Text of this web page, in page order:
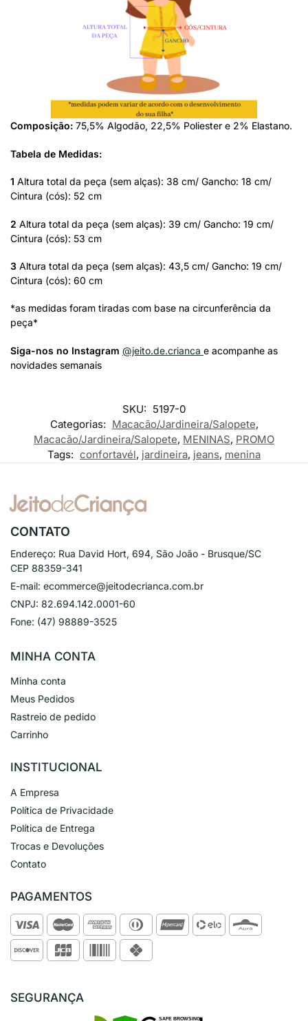
Composição: 75,5% Algodão, 22,5% Poliester e 2% Elastano.
Tabela de Medidas:
1 Altura total da peça (sem alças): 38 cm/ Gancho: 18 cm/
Cintura (cós): 52 cm
2 Altura total da peça (sem alças): 39 cm/ Gancho: 19 cm/
Cintura (cós): 53 cm
3 Altura total da peça (sem alças): 43,5 cm/ Gancho: 19 cm/
Cintura (cós): 60 cm
*as medidas foram tiradas com base na circunferência da
peça*
Siga-nos no Instagram @jeito.de.crianca e acompanhe as
novidades semanais
SKU: 5197-0
Categorias: Macacão/Jardineira/Salopete,
Macacão/Jardineira/Salopete, MENINAS, PROMO
Tags: confortavél, jardineira, jeans, menina
CONTATO
Endereço: Rua David Hort, 694, São João - Brusque/SC
CEP 88359-341
E-mail: ecommerce@jeitodecrianca.com.br
CNPJ: 82.694.142.0001-60
Fone: (47) 98889-3525
MINHA CONTA
Minha conta
Meus Pedidos
Rastreio de pedido
Carrinho
INSTITUCIONAL
A Empresa
Política de Privacidade
Política de Entrega
Trocas e Devoluções
Contato
PAGAMENTOS
SEGURANÇA
SAFE BROWSING